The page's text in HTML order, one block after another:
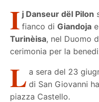
I j Danseur dël Pilon
fianco diGiandoja
Turinèisa, nel Duomo
cerimonia per la
L a sera del 23
di San Giovanni
piazza Castello.